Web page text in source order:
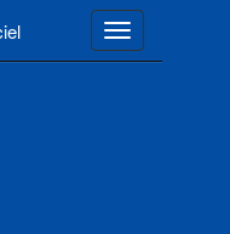
Toggle